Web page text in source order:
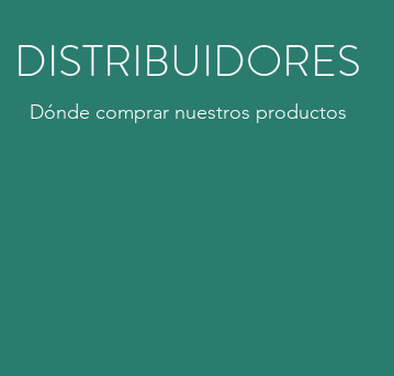
DISTRIBUIDORES
Dónde comprar nuestros productos